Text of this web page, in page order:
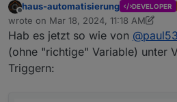
Folgendes
Gleiche
result"
Richtig, wird
dann aber so
Offline
haus-automatisierung DEVELOPER
wrote on Mar 18, 2024, 11:18 AM
last edited by haus-automatisierung
Hab es jetzt so wie von @paul53
(ohne "richtige" Variable) unter
Triggern: